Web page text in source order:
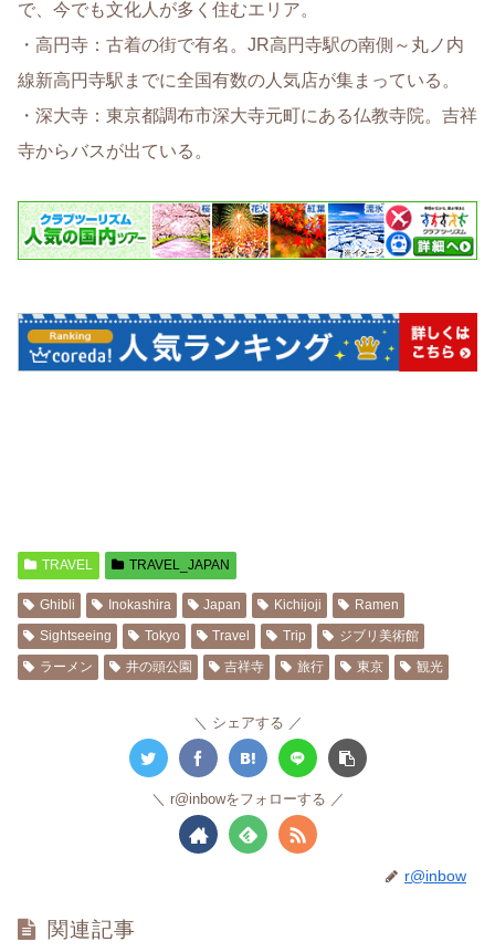
で、今でも文化人が多く住むエリア。
・高円寺：古着の街で有名。JR高円寺駅の南側～丸ノ内
線新高円寺駅までに全国有数の人気店が集まっている。
・深大寺：東京都調布市深大寺元町にある仏教寺院。吉祥
寺からバスが出ている。
TRAVEL TRAVEL_JAPAN
Ghibli Inokashira Japan Kichijoji
Ramen
Sightseeing
Tokyo Travel Trip
ジブリ美術館
ラーメン
井の頭公園 吉祥寺 旅行 東京 観光
シェアする
r@inbowをフォローする
r@inbow
関連記事